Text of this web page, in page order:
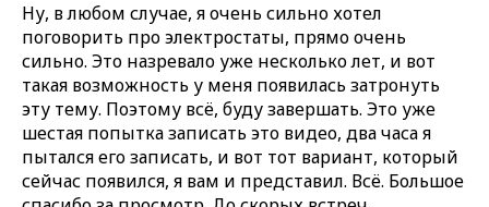
Ну, в любом случае, я очень сильно хотел
поговорить про электростаты, прямо очень
сильно. Это назревало уже несколько лет, и вот
такая возможность у меня появилась затронуть
эту тему. Поэтому всё, буду завершать. Это уже
шестая попытка записать это видео, два часа я
пытался его записать, и вот тот вариант, который
сейчас появился, я вам и представил. Всё. Большое